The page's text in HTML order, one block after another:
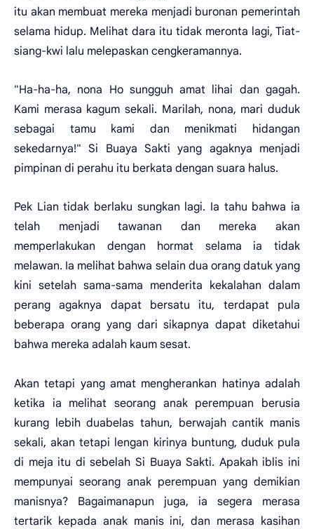
itu akan membuat mereka menjadi buronan pemerintah
selama hidup. Melihat dara itu tidak meronta lagi, Tiat-
siang-kwi lalu melepaskan cengkeramannya.
"Ha-ha-ha, nona Ho sungguh amat lihai dan gagah.
Kami merasa kagum sekali. Marilah, nona, mari duduk
sebagai tamu kami dan menikmati hidangan
sekedarnya!" Si Buaya Sakti yang agaknya menjadi
pimpinan di perahu itu berkata dengan suara halus.
Pek Lian tidak berlaku sungkan lagi. Ia tahu bahwa ia
telah menjadi tawanan dan mereka akan
memperlakukan dengan hormat selama ia tidak
melawan. Ia melihat bahwa selain dua orang datuk yang
kini setelah sama-sama menderita kekalahan dalam
perang agaknya dapat bersatu itu, terdapat pula
beberapa orang yang dari sikapnya dapat diketahui
bahwa mereka adalah kaum sesat.
Akan tetapi yang amat mengherankan hatinya adalah
ketika ia melihat seorang anak perempuan berusia
kurang lebih duabelas tahun, berwajah cantik manis
sekali, akan tetapi lengan kirinya buntung, duduk pula
di meja itu di sebelah Si Buaya Sakti. Apakah iblis ini
mempunyai seorang anak perempuan yang demikian
manisnya? Bagaimanapun juga, ia segera merasa
tertarik kepada anak manis ini, dan merasa kasihan